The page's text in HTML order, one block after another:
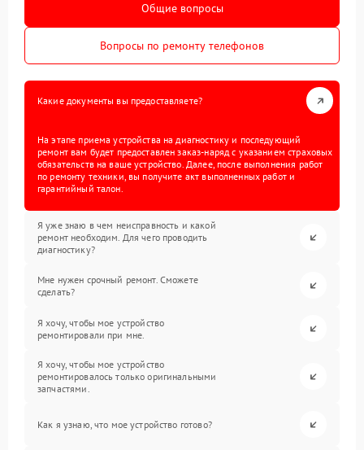
Общие вопросы
Вопросы по ремонту телефонов
Какие документы вы предоставляете?
На этапе приема устройства на диагностику и последующий
ремонт вам будет предоставлен заказ-наряд с указанием страховых
обязательств на ваше устройство. Далее, после выполнения работ
по ремонту техники, вы получите акт выполненных работ и
гарантийный талон.
Я уже знаю в чем неисправность и какой
ремонт необходим. Для чего проводить
диагностику?
Мне нужен срочный ремонт. Сможете
сделать?
Я хочу, чтобы мое устройство
ремонтировали при мне.
Я хочу, чтобы мое устройство
ремонтировалось только оригинальными
запчастями.
Как я узнаю, что мое устройство готово?